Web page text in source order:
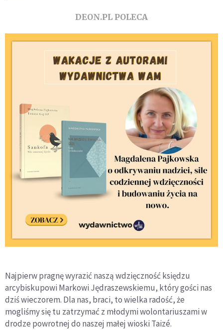
DEON.PL POLECA
Najpierw pragnę wyrazić naszą wdzięczność księdzu
arcybiskupowi Markowi Jędraszewskiemu, który gości nas
dziś wieczorem. Dla nas, braci, to wielka radość, że
mogliśmy się tu zatrzymać z młodymi wolontariuszami w
drodze powrotnej do naszej małej wioski Taizé.